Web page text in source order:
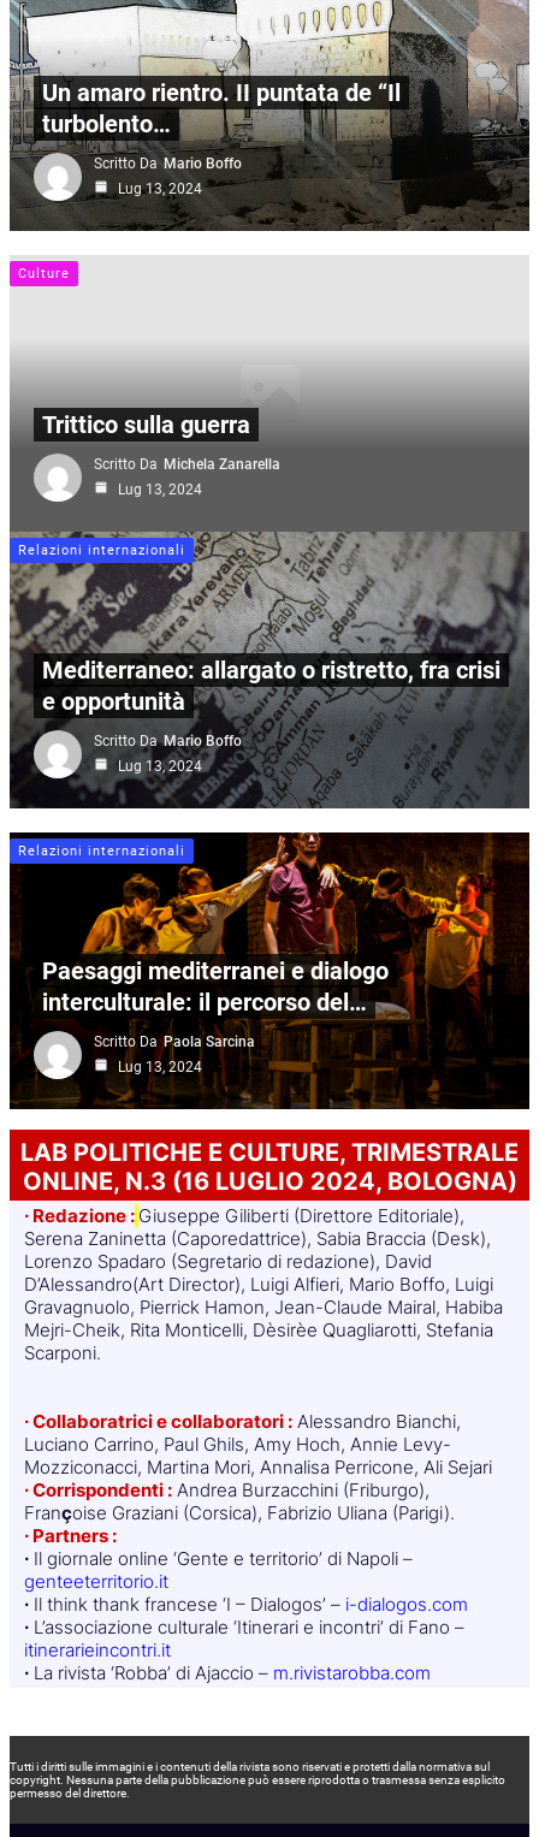
Un amaro rientro. II puntata de “Il
turbolento…
Scritto Da Mario Boffo
Lug 13, 2024
Culture
Trittico sulla guerra
Scritto Da Michela Zanarella
Lug 13, 2024
Relazioni internazionali
Mediterraneo: allargato o ristretto, fra crisi
e opportunità
Scritto Da Mario Boffo
Lug 13, 2024
Relazioni internazionali
Paesaggi mediterranei e dialogo
interculturale: il percorso del…
Scritto Da Paola Sarcina
Lug 13, 2024
LAB POLITICHE E CULTURE, TRIMESTRALE
ONLINE, N.3 (16 LUGLIO 2024, BOLOGNA)
· Redazione : Giuseppe Giliberti (Direttore Editoriale),
Serena Zaninetta (Caporedattrice), Sabia Braccia (Desk),
Lorenzo Spadaro (Segretario di redazione), David
D’Alessandro(Art Director), Luigi Alfieri, Mario Boffo, Luigi
Gravagnuolo, Pierrick Hamon, Jean-Claude Mairal, Habiba
Mejri-Cheik, Rita Monticelli, Dèsirèe Quagliarotti, Stefania
Scarponi.
· Collaboratrici e collaboratori : Alessandro Bianchi,
Luciano Carrino, Paul Ghils, Amy Hoch, Annie Levy-
Mozziconacci, Martina Mori, Annalisa Perricone, Ali Sejari
· Corrispondenti : Andrea Burzacchini (Friburgo),
Françoise Graziani (Corsica), Fabrizio Uliana (Parigi).
· Partners :
· Il giornale online ‘Gente e territorio’ di Napoli –
genteeterritorio.it
· Il think thank francese ‘I – Dialogos’ – i-dialogos.com
· L’associazione culturale ‘Itinerari e incontri’ di Fano –
itinerarieincontri.it
· La rivista ‘Robba’ di Ajaccio – m.rivistarobba.com
Tutti i diritti sulle immagini e i contenuti della rivista sono riservati e protetti dalla normativa sul
copyright. Nessuna parte della pubblicazione può essere riprodotta o trasmessa senza esplicito
permesso del direttore.